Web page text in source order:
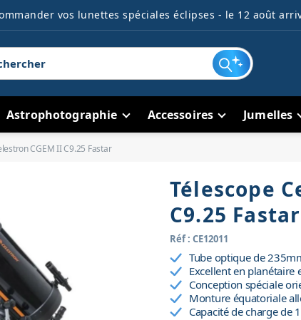
vos lunettes spéciales éclipses - le 12 août
Astrophotographie Accessoires Jumelles
CGEM II C9.25 Fastar
Télescope
C9.25 Fastar
Réf : CE12011
Tube optique de
Excellent en planétaire
Conception spéciale
Monture équatoriale
Capacité de charge de